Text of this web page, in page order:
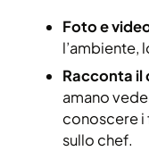
Foto e
l’ambiente,
Racconta il
amano
conoscere
sullo chef.